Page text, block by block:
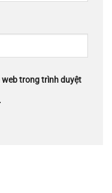
web trong trình duyệt